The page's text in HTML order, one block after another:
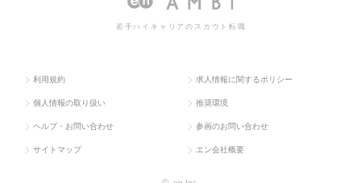
若手ハイキャリアのスカウト転職
利用規約 求人情報に関するポリシー
個人情報の取り扱い 推奨環境
ヘルプ・お問い合わせ 参画のお問い合わせ
サイトマップ エン会社概要